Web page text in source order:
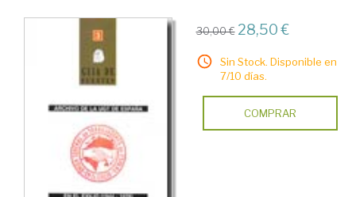
30,00 € 28,50 €
Sin Stock. Disponible en
7/10 días.
COMPRAR